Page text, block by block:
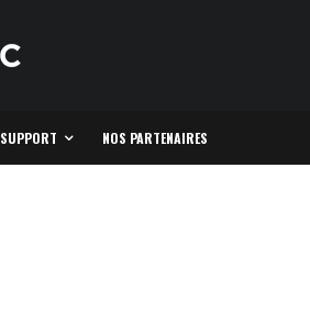
SUPPORT NOS PARTENAIRES